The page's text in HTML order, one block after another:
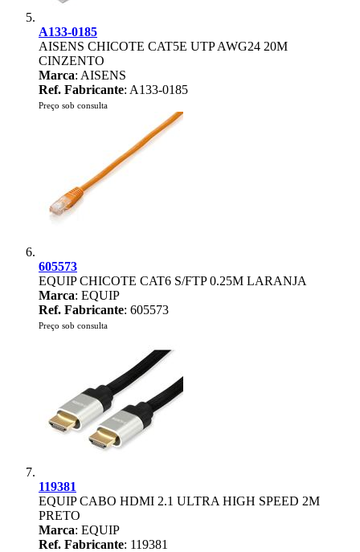
A133-0185
AISENS CHICOTE CAT5E UTP AWG24 20M
CINZENTO
Marca: AISENS
Ref. Fabricante: A133-0185
Preço sob consulta
605573
EQUIP CHICOTE CAT6 S/FTP 0.25M LARANJA
Marca: EQUIP
Ref. Fabricante: 605573
Preço sob consulta
119381
EQUIP CABO HDMI 2.1 ULTRA HIGH SPEED 2M
PRETO
Marca: EQUIP
Ref. Fabricante: 119381